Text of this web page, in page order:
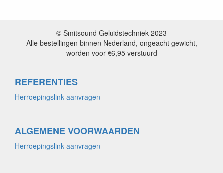
© Smitsound Geluidstechniek 2023
Alle bestellingen binnen Nederland, ongeacht gewicht,
worden voor €6,95 verstuurd
REFERENTIES
Herroepingslink aanvragen
ALGEMENE VOORWAARDEN
Herroepingslink aanvragen